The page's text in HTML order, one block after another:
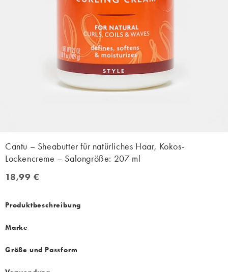
Cantu – Sheabutter für natürliches Haar, Kokos-
Lockencreme – Salongröße: 207 ml
18,99 €
18,99 €
Produktbeschreibung
Marke
Größe und Passform